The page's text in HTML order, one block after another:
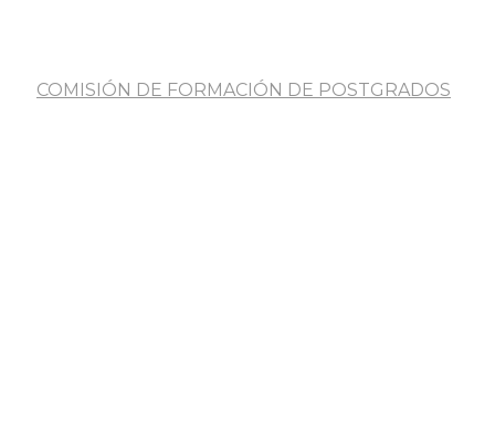
COMISIÓN DE FORMACIÓN DE POSTGRADOS